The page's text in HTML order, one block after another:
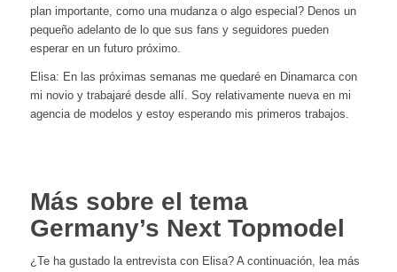
plan importante, como una mudanza o algo especial? Denos un
pequeño adelanto de lo que sus fans y seguidores pueden
esperar en un futuro próximo.
Elisa: En las próximas semanas me quedaré en Dinamarca con
mi novio y trabajaré desde allí. Soy relativamente nueva en mi
agencia de modelos y estoy esperando mis primeros trabajos.
Más sobre el tema
Germany’s Next Topmodel
¿Te ha gustado la entrevista con Elisa? A continuación, lea más